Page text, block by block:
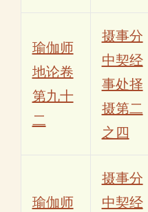
瑜伽师
地论卷
第九十
二
摄事分
中契经
事处择
摄第二
之四
瑜伽师
摄事分
中契经